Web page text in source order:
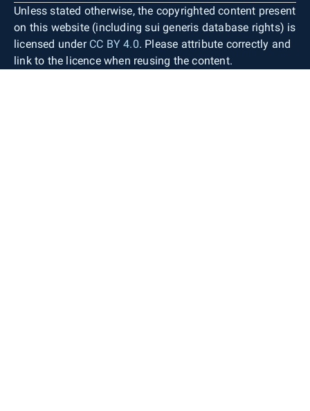
Unless stated otherwise, the copyrighted content present
on this website (including sui generis database rights) is
licensed under CC BY 4.0. Please attribute correctly and
link to the licence when reusing the content.